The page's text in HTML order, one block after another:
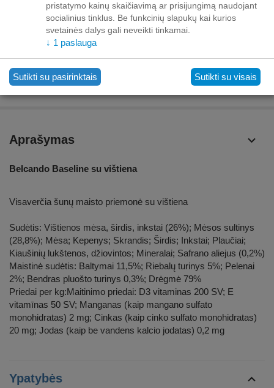
Iki buto durų nuo 70,00 EUR nemokamai!
Iki 69,99 EUR pristatymo mokestis:
Venipak kurjeris – 10,00 EUR
Unisend siuntų automatas - 3,50 EUR
Omniva siuntų automatas - 5,00 EUR
Mokėjimas
Aprašymas
Belcando Baseline su vištiena
Visaverčia šunų maisto priemonė su vištiena
Sudėtis: Vištienos mėsa, širdis, inkstai (26%); Mėsos sultinys
(28,8%); Mėsa; Kepenys; Skrandis; Širdis; Inkstai; Plaučiai;
Kiaušinių lukštenos, džiovintos; Mineralai; Safrano aliejus (0,2%)
Maistinė sudėtis: Baltymai 11,5%; Riebalų turinys 5%; Pelenai
2%; Bendras pluošto turinys 0,3%; Drėgmė 79%
Priedai per kg:Maitinimo priedai: D3 vitaminas 200 SV; E
vitamīnas 50 SV; Manganas (kaip mangano sulfato
monohidratas) 2 mg; Cinkas (kaip cinko sulfato monohidratas)
20 mg; Jodas (kaip be vandens kalcio jodatas) 0,2 mg
Ypatybės
pristatymo kainų skaičiavimą ar prisijungimą naudojant
socialinius tinklus. Be funkcinių slapukų kai kurios
svetainės dalys gali neveikti tinkamai.
↓ 1 paslauga
Sutikti su pasirinktais Sutikti su visais